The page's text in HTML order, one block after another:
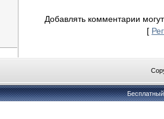
Добавлять комментарии
[